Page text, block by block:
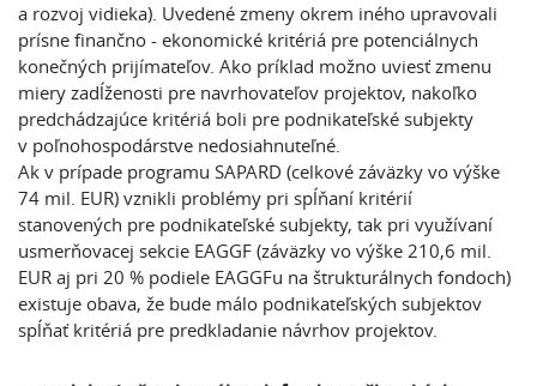
a rozvoj vidieka). Uvedené zmeny okrem iného upravovali
prísne finančno - ekonomické kritériá pre potenciálnych
konečných prijímateľov. Ako príklad možno uviesť zmenu
miery zadĺženosti pre navrhovateľov projektov, nakoľko
predchádzajúce kritériá boli pre podnikateľské subjekty
v poľnohospodárstve nedosiahnuteľné.
Ak v prípade programu SAPARD (celkové záväzky vo výške
74 mil. EUR) vznikli problémy pri spĺňaní kritérií
stanovených pre podnikateľské subjekty, tak pri využívaní
usmerňovacej sekcie EAGGF (záväzky vo výške 210,6 mil.
EUR aj pri 20 % podiele EAGGFu na štrukturálnych fondoch)
existuje obava, že bude málo podnikateľských subjektov
spĺňať kritériá pre predkladanie návrhov projektov.